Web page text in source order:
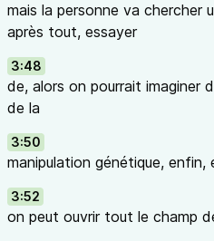
mais la personne va chercher
après tout, essayer
3:48
de, alors on pourrait imaginer
de la
3:50
manipulation génétique, enfin,
3:52
on peut ouvrir tout le champ